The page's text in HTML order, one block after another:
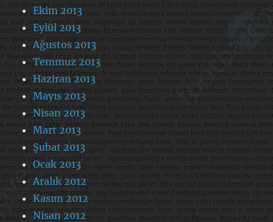
Ekim 2013
Eylül 2013
Ağustos 2013
Temmuz 2013
Haziran 2013
Mayıs 2013
Nisan 2013
Mart 2013
Şubat 2013
Ocak 2013
Aralık 2012
Kasım 2012
Nisan 2012